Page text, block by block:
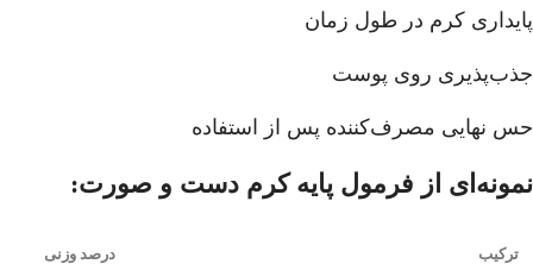
پایداری کرم در طول زمان
جذب‌پذیری روی پوست
حس نهایی مصرف‌کننده پس از استفاده
نمونه‌ای از فرمول پایه کرم دست و صورت:
ترکیب درصد وزنی